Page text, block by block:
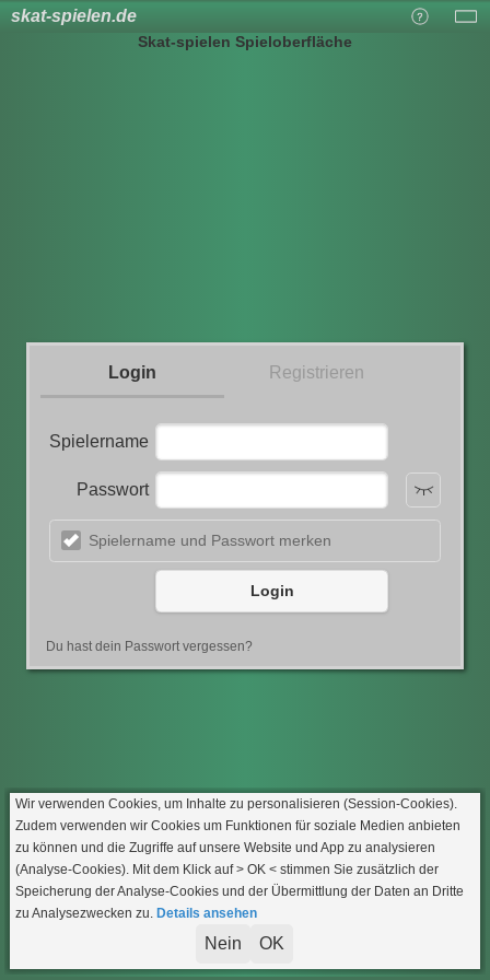
skat-spielen.de
Skat-spielen Spieloberfläche
Login Registrieren
Spielername
Passwort
Spielername und Passwort merken
Login
Du hast dein Passwort vergessen?
Wir verwenden Cookies, um Inhalte zu personalisieren (Session-Cookies).
Zudem verwenden wir Cookies um Funktionen für soziale Medien anbieten
zu können und die Zugriffe auf unsere Website und App zu analysieren
(Analyse-Cookies). Mit dem Klick auf> OK < stimmen Sie zusätzlich der
Speicherung der Analyse-Cookies und der Übermittlung der Daten an Dritte
zu Analysezwecken zu. Details ansehen
Nein OK